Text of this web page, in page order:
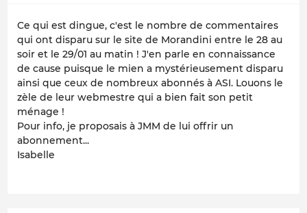
Ce qui est dingue, c'est le nombre de commentaires
qui ont disparu sur le site de Morandini entre le 28 au
soir et le 29/01 au matin ! J'en parle en connaissance
de cause puisque le mien a mystérieusement disparu
ainsi que ceux de nombreux abonnés à ASI. Louons le
zèle de leur webmestre qui a bien fait son petit
ménage !
Pour info, je proposais à JMM de lui offrir un
abonnement...
Isabelle